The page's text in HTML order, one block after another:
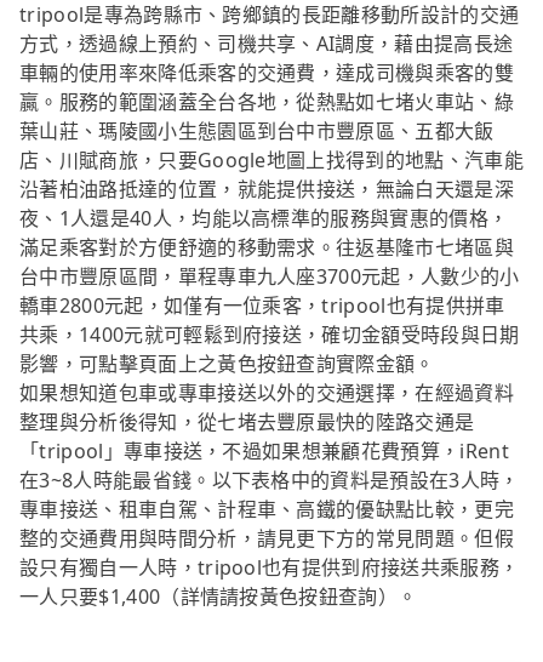
tripool是專為跨縣市、跨鄉鎮的長距離移動所設計的交通
方式，透過線上預約、司機共享、AI調度，藉由提高長途
車輛的使用率來降低乘客的交通費，達成司機與乘客的雙
贏。服務的範圍涵蓋全台各地，從熱點如七堵火車站、綠
葉山莊、瑪陵國小生態園區到台中市豐原區、五都大飯
店、川賦商旅，只要Google地圖上找得到的地點、汽車能
沿著柏油路抵達的位置，就能提供接送，無論白天還是深
夜、1人還是40人，均能以高標準的服務與實惠的價格，
滿足乘客對於方便舒適的移動需求。往返基隆市七堵區與
台中市豐原區間，單程專車九人座3700元起，人數少的小
轎車2800元起，如僅有一位乘客，tripool也有提供拼車
共乘，1400元就可輕鬆到府接送，確切金額受時段與日期
影響，可點擊頁面上之黃色按鈕查詢實際金額。
如果想知道包車或專車接送以外的交通選擇，在經過資料
整理與分析後得知，從七堵去豐原最快的陸路交通是
「tripool」專車接送，不過如果想兼顧花費預算，iRent
在3~8人時能最省錢。以下表格中的資料是預設在3人時，
專車接送、租車自駕、計程車、高鐵的優缺點比較，更完
整的交通費用與時間分析，請見更下方的常見問題。但假
設只有獨自一人時，tripool也有提供到府接送共乘服務，
一人只要$1,400（詳情請按黃色按鈕查詢）。